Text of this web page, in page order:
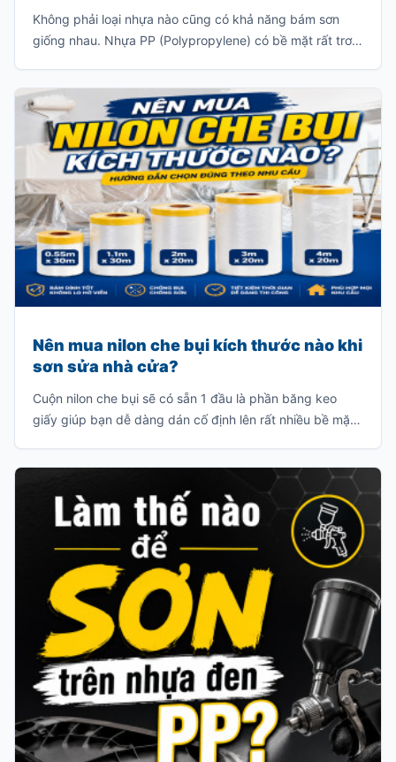
Không phải loại nhựa nào cũng có khả năng bám sơn
giống nhau. Nhựa PP (Polypropylene) có bề mặt rất trơn
sơn rất dễ bong tróc khi va chạm hoặc sau một thời gian
sử dụng.
Nên mua nilon che bụi kích thước nào khi
sơn sửa nhà cửa?
Cuộn nilon che bụi sẽ có sẵn 1 đầu là phần băng keo
giấy giúp bạn dễ dàng dán cố định lên rất nhiều bề mặt
để bạn có thể bung ra và che chắn bụi bẩn, sơn văng